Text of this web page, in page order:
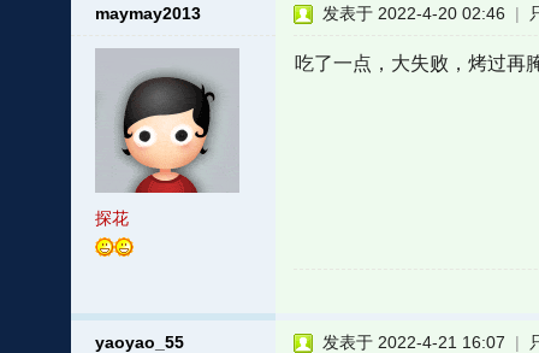
maymay2013
探花
发表于 2022-4-20 02:46 |
吃了一点，大失败，烤过再
yaoyao_55 发表于 2022-4-21 16:07 |